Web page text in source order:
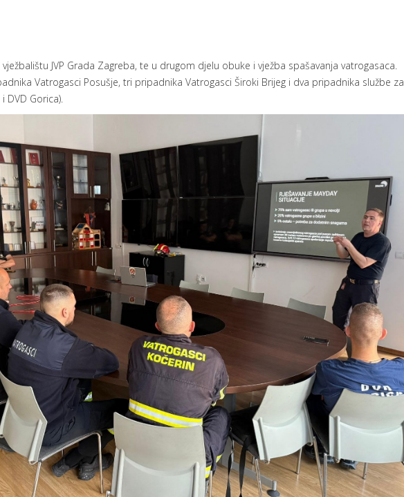
JVP Grada Zagreba, te u drugom djelu obuke i vježba spašavanja vatrogasaca.
Vatrogasci Posušje, tri pripadnika Vatrogasci Široki Brijeg i dva pripadnika službe za
DVD Gorica).